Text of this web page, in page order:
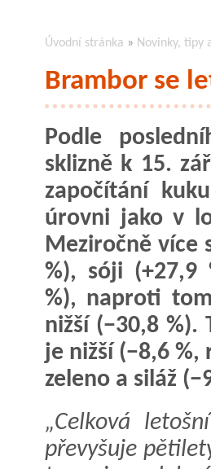
Úvodní stránka » Novinky, tipy
Brambor se
Podle
sklizně k 15.
započítání
úrovni jako v
Meziročně více
%), sóji (+27,9
%), naproti
nižší (−30,8 %).
je nižší (−8,6 %,
zeleno a siláž
„Celková
převyšuje